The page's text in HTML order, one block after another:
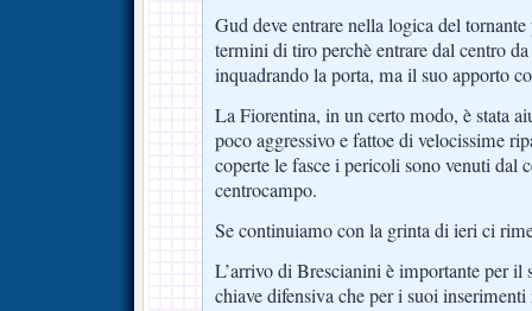
Gud deve entrare nella logica del
termini di tiro perchè entrare dal centro
inquadrando la porta, ma il suo apporto
La Fiorentina, in un certo modo, è stata
poco aggressivo e fattoe di velocissime
coperte le fasce i pericoli sono venuti dal
centrocampo.
Se continuiamo con la grinta di ieri ci
L’arrivo di Brescianini è importante per il
chiave difensiva che per i suoi inserimenti